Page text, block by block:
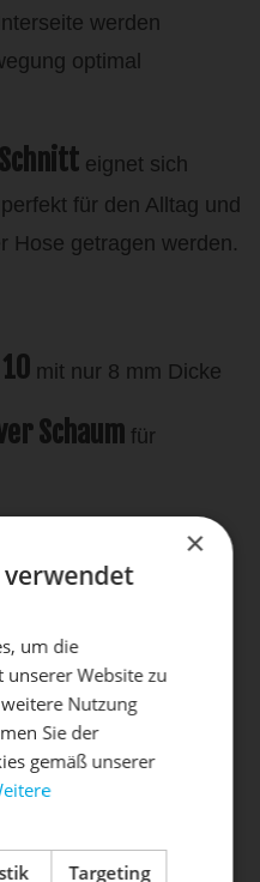
werden
optimal
eignet sich
perfekt für den Alltag und
Hose getragen werden.
mit nur 8 mm Dicke
Schaum für
Scherkräfte beim
zum Unterziehen
Sitzposition
– daher unbedingt
X
DEIN
- gönn
es verdient!
×
verwendet
um die
Website zu
Nutzung
Sie der
gemäß unserer
Targeting